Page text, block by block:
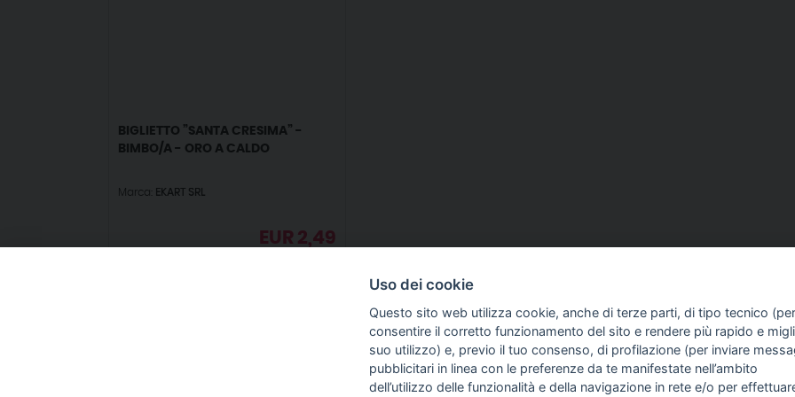
BIGLIETTO ”SANTA CRESIMA” -
BIMBO/A - ORO A CALDO
Marca: EKART SRL
EUR 2,49
INFO SULL'AZIENDA GUIDA AGLI ACQUISTI
Uso dei cookie
Questo sito web utilizza cookie, anche di terze parti, di tipo tecnico (per
consentire il corretto funzionamento del sito e rendere più rapido e
suo utilizzo) e, previo il tuo consenso, di profilazione (per inviare
pubblicitari in linea con le preferenze da te manifestate nell’ambito
dell’utilizzo delle funzionalità e della navigazione in rete e/o per